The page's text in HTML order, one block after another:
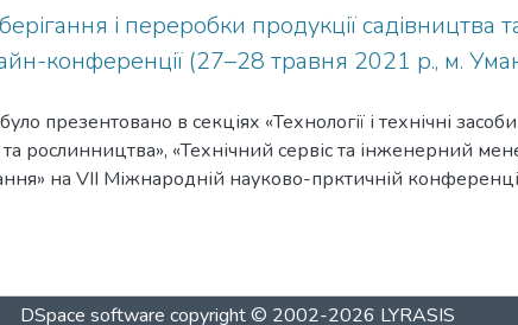
і переробки продукції садівництва
конференції (27–28 травня 2021 р., м.
презентовано в секціях «Технології і технічні
рослинництва», «Технічний сервіс та інженерний
на VІІ Міжнародній науково-прктичній
та рослинництва», що відбулась 27–28 травня 2021
DSpace software copyright © 2002-2026 LYRASIS